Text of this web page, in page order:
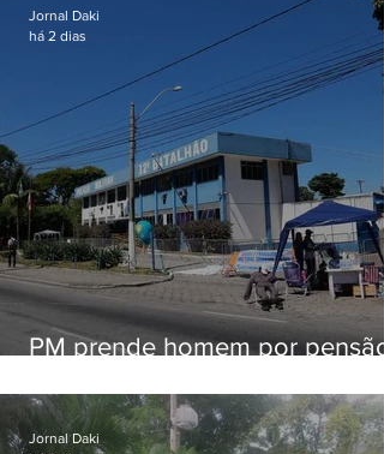
PM prende homem por pensão
Jornal Daki
há 2 dias
Jornal Daki